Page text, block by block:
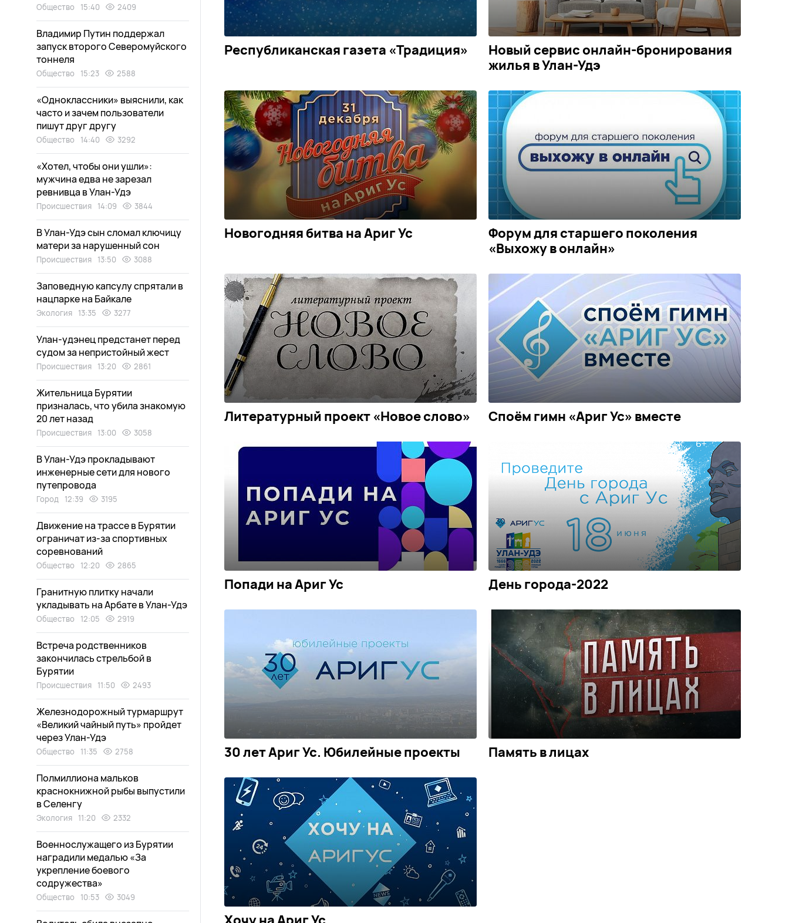
Республиканская газета «Традиция»
Новый сервис онлайн-бронирования
жилья в Улан-Удэ
Новогодняя битва на Ариг Ус
Форум для старшего поколения
«Выхожу в онлайн»
Литературный проект «Новое слово» Споём гимн «Ариг Ус» вместе
Попади на Ариг Ус День города-2022
30 лет Ариг Ус. Юбилейные проекты Память в лицах
Общество 15:40 2409
Владимир Путин поддержал
запуск второго Северомуйского
тоннеля
Общество 15:23 2588
«Одноклассники» выяснили, как
часто и зачем пользователи
пишут друг другу
Общество 14:40 3292
«Хотел, чтобы они ушли»:
мужчина едва не зарезал
ревнивца в Улан-Удэ
Происшествия 14:09 3844
В Улан-Удэ сын сломал ключицу
матери за нарушенный сон
Происшествия 13:50 3088
Заповедную капсулу спрятали в
нацпарке на Байкале
Экология 13:35 3277
Улан-удэнец предстанет перед
судом за непристойный жест
Происшествия 13:20 2861
Жительница Бурятии
призналась, что убила знакомую
20 лет назад
Происшествия 13:00 3058
В Улан-Удэ прокладывают
инженерные сети для нового
путепровода
Город 12:39 3195
Движение на трассе в Бурятии
ограничат из-за спортивных
соревнований
Общество 12:20 2865
Гранитную плитку начали
укладывать на Арбате в Улан-Удэ
Общество 12:05 2919
Встреча родственников
закончилась стрельбой в
Бурятии
Происшествия 11:50 2493
Железнодорожный турмаршрут
«Великий чайный путь» пройдет
через Улан-Удэ
Общество 11:35 2758
Полмиллиона мальков
краснокнижной рыбы выпустили
в Селенгу
Экология 11:20 2332
Военнослужащего из Бурятии
наградили медалью «За
укрепление боевого
содружества»
Общество 10:53 3049